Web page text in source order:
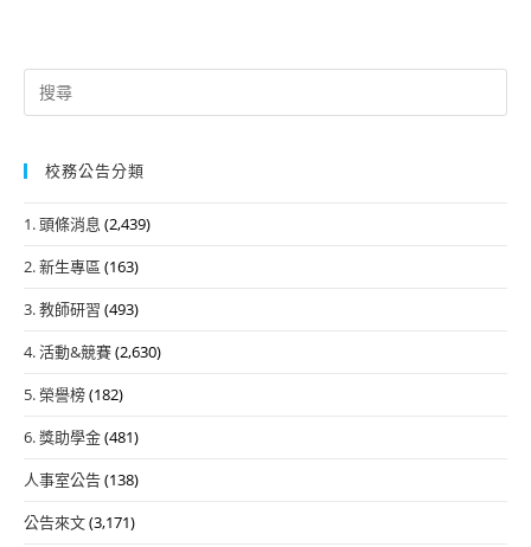
Search
for:
校務公告分類
1. 頭條消息 (2,439)
2. 新生專區 (163)
3. 教師研習 (493)
4. 活動&競賽(2,630)
5. 榮譽榜(182)
6. 獎助學金(481)
人事室公告(138)
公告來文(3,171)